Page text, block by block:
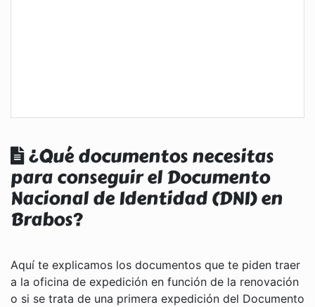
¿Qué documentos necesitas
para conseguir el Documento
Nacional de Identidad (DNI) en
Brabos?
Aquí te explicamos los documentos que te piden traer
a la oficina de expedición en función de la renovación
o si se trata de una primera expedición del Documento